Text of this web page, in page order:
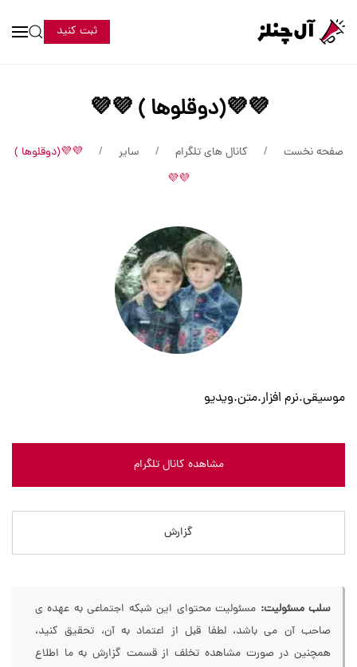
ثبت کنید
💜💜(دوقلوها ) 💜💜
صفحه نخست کانال های تلگرام سایر
💜💜(دوقلوها )
💜💜
موسیقی.نرم افزار.متن.ویدیو
مشاهده کانال تلگرام
گزارش
سلب مسئولیت: مسئولیت محتوای این شبکه اجتماعی به عهده ی
صاحب آن می باشد، لطفا قبل از اعتماد به آن، تحقیق کنید،
همچنین در صورت مشاهده تخلف از قسمت گزارش به ما اطلاع